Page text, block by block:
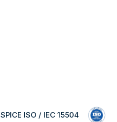
SPICE ISO / IEC 15504